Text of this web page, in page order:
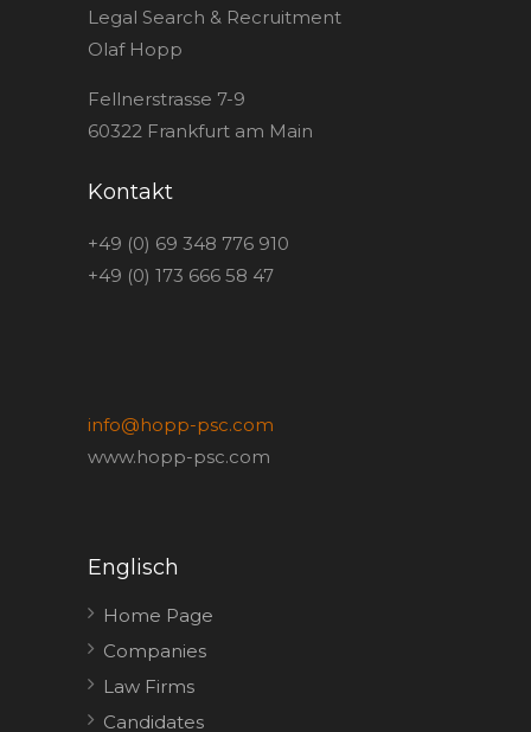
Legal Search & Recruitment
Olaf Hopp
Fellnerstrasse 7-9
60322 Frankfurt am Main
Kontakt
+49 (0) 69 348 776 910
+49 (0) 173 666 58 47
info@hopp-psc.com
www.hopp-psc.com
Englisch
Home Page
Companies
Law Firms
Candidates